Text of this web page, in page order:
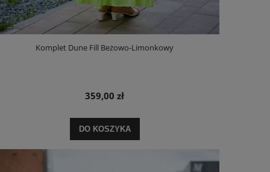
Komplet Dune Fill Beżowo-Limonkowy
359,00 zł
DO KOSZYKA